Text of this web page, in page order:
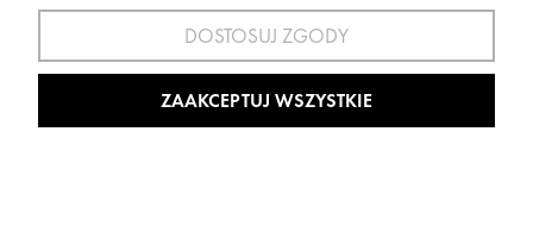
Wszelkie Prawa Zastrzeżone © 2022 Sport2002.pl
Wdrożenie:Agencja InteraktywnaDesignOrka|Sklep Shoper.pl
DOSTOSUJ ZGODY
ZAAKCEPTUJ WSZYSTKIE